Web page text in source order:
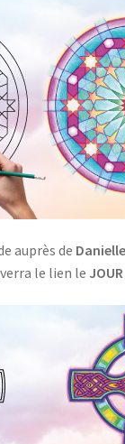
auprès de Danielle
le lien le JOUR